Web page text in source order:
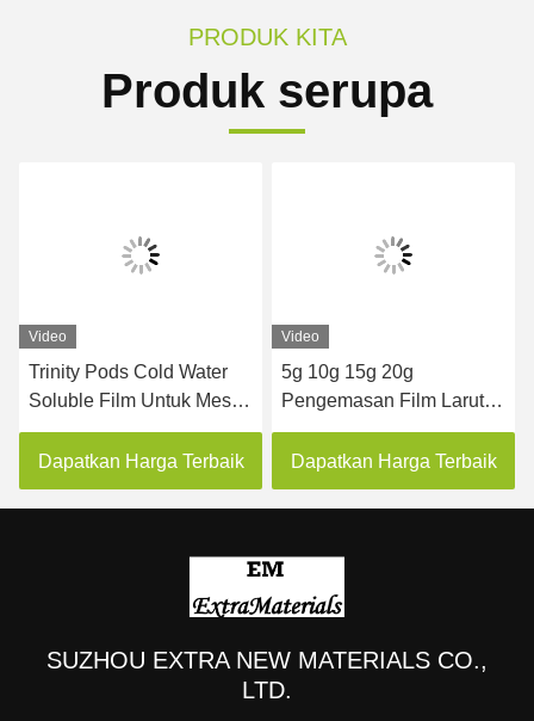
PRODUK KITA
Produk serupa
Video
Trinity Pods Cold Water
Soluble Film Untuk Mesin
Pengemasan Laundry
Pods Three In One
Dapatkan Harga Terbaik
Video
5g 10g 15g 20g
Pengemasan Film Larut
Air Untuk Mesin
Pengemasan Baju
Dapatkan Harga Terbaik
SUZHOU EXTRA NEW MATERIALS CO.,
LTD.